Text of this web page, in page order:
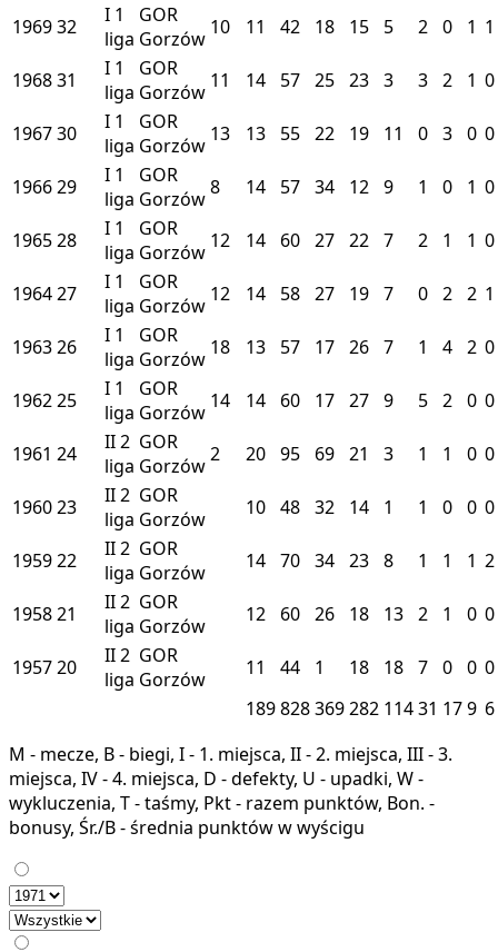
196932 I 1
liga
GOR
Gorzów 10 11 42 18 15 5 2 0 1 1
196831 I 1
liga
GOR
Gorzów 11 14 57 25 23 3 3 2 1 0
196730 I 1
liga
GOR
Gorzów 13 13 55 22 19 11 0 3 0 0
196629 I 1
liga
GOR
Gorzów8 14 57 34 12 9 1 0 1 0
196528 I 1
liga
GOR
Gorzów 12 14 60 27 22 7 2 1 1 0
196427 I 1
liga
GOR
Gorzów 12 14 58 27 19 7 0 2 2 1
196326 I 1
liga
GOR
Gorzów 18 13 57 17 26 7 1 4 2 0
196225 I 1
liga
GOR
Gorzów 14 14 60 17 27 9 5 2 0 0
1961 24 II2
liga
GOR
Gorzów2 20 95 69 21 3 1 1 0 0
196023 II2
liga
GOR
Gorzów
10 48 32 14 1 1 0 0 0
195922 II2
liga
GOR
Gorzów
14 70 34 23 8 1 1 1 2
195821 II2
liga
GOR
Gorzów
12 60 26 18 13 2 1 0 0
195720 II2
liga
GOR
Gorzów
11 44 1 18 18 7 0 0 0
189828369282 11431 179 6
M - mecze, B - biegi, I - 1. miejsca, II - 2. miejsca, III - 3.
miejsca, IV - 4. miejsca, D - defekty, U - upadki, W -
wykluczenia, T - taśmy, Pkt - razem punktów, Bon. -
bonusy, Śr./B - średnia punktów w wyścigu